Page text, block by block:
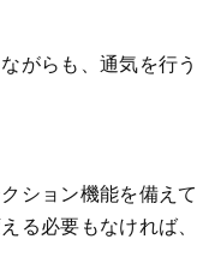
がらも、通気を行
ション機能を備えて
る必要もなければ